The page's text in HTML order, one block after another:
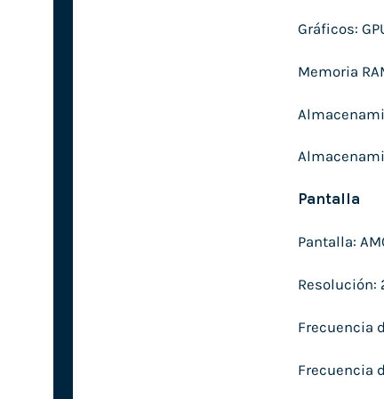
Gráficos:
Memoria
Pantalla
Pantalla:
Resolución:
Frecuencia
Frecuencia